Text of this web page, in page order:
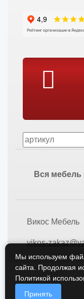
Вся мебель
Викос
vikos-
Мы используем
сайта. Продолжая
Политикой
Принять